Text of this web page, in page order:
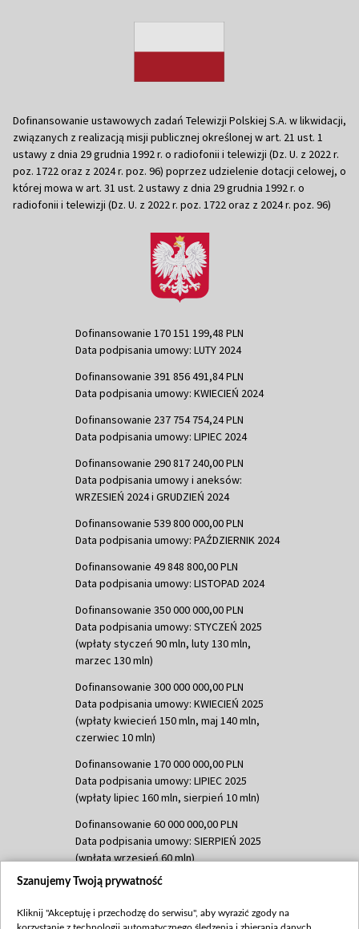
Dofinansowanie ustawowych zadań Telewizji Polskiej S.A. w likwidacji,
związanych z realizacją misji publicznej określonej w art. 21 ust. 1
ustawy z dnia 29 grudnia 1992 r. o radiofonii i telewizji (Dz. U. z 2022 r.
poz. 1722 oraz z 2024 r. poz. 96) poprzez udzielenie dotacji celowej, o
której mowa w art. 31 ust. 2 ustawy z dnia 29 grudnia 1992 r. o
radiofonii i telewizji (Dz. U. z 2022 r. poz. 1722 oraz z 2024 r. poz. 96)
Dofinansowanie 170 151 199,48 PLN
Data podpisania umowy: LUTY 2024
Dofinansowanie 391 856 491,84 PLN
Data podpisania umowy: KWIECIEŃ 2024
Dofinansowanie 237 754 754,24 PLN
Data podpisania umowy: LIPIEC 2024
Dofinansowanie 290 817 240,00 PLN
Data podpisania umowy i aneksów:
WRZESIEŃ 2024 i GRUDZIEŃ 2024
Dofinansowanie 539 800 000,00 PLN
Data podpisania umowy: PAŹDZIERNIK 2024
Dofinansowanie 49 848 800,00 PLN
Data podpisania umowy: LISTOPAD 2024
Dofinansowanie 350 000 000,00 PLN
Data podpisania umowy: STYCZEŃ 2025
(wpłaty styczeń 90 mln, luty 130 mln,
marzec 130 mln)
Dofinansowanie 300 000 000,00 PLN
Data podpisania umowy: KWIECIEŃ 2025
(wpłaty kwiecień 150 mln, maj 140 mln,
czerwiec 10 mln)
Dofinansowanie 170 000 000,00 PLN
Data podpisania umowy: LIPIEC 2025
(wpłaty lipiec 160 mln, sierpień 10 mln)
Dofinansowanie 60 000 000,00 PLN
Data podpisania umowy: SIERPIEŃ 2025
(wpłata wrzesień 60 mln)
Dofinansowanie 635 783 051,21 PLN
(wpłata wrzesień 100 mln, październik 350
Szanujemy Twoją prywatność
Kliknij "Akceptuję i przechodzę do serwisu", aby wyrazić zgody na